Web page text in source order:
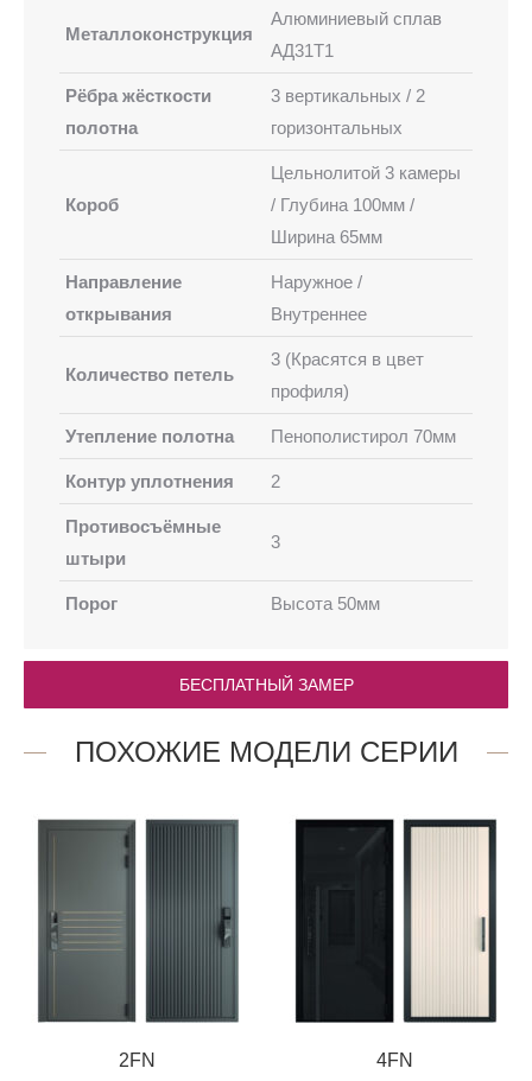
Металлоконструкция
Алюминиевый сплав
АД31Т1
Рёбра жёсткости
полотна
3 вертикальных / 2
горизонтальных
Короб
Цельнолитой 3 камеры
/ Глубина 100мм /
Ширина 65мм
Направление
открывания
Наружное /
Внутреннее
Количество петель
3 (Красятся в цвет
профиля)
Утепление полотна Пенополистирол 70мм
Контур уплотнения 2
Противосъёмные
штыри
3
Порог Высота 50мм
БЕСПЛАТНЫЙ ЗАМЕР
ПОХОЖИЕ МОДЕЛИ СЕРИИ
2FN 4FN